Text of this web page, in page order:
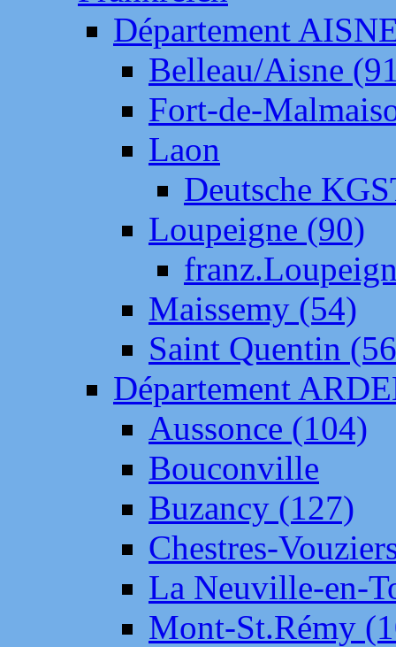
Département
Belleau/Aisne
Fort-de-
Laon
Deutsche
Loupeigne (90)
Maissemy (54)
Saint Quentin
Département
Aussonce (104)
Bouconville
Buzancy (127)
Chestres-
La Neuville-en-
Mont-St.Rémy